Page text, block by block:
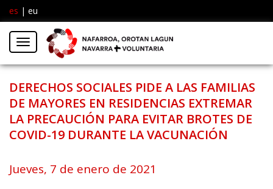
es | eu
Menú
DERECHOS SOCIALES PIDE A LAS FAMILIAS
DE MAYORES EN RESIDENCIAS EXTREMAR
LA PRECAUCIÓN PARA EVITAR BROTES DE
COVID-19 DURANTE LA VACUNACIÓN
Jueves, 7 de enero de 2021